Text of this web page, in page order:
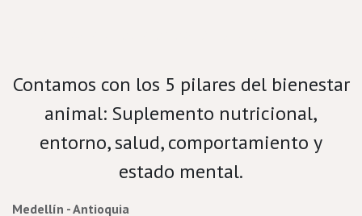
Contamos con los 5 pilares del bienestar
animal: Suplemento nutricional,
entorno, salud, comportamiento y
estado mental.
Medellín - Antioquia